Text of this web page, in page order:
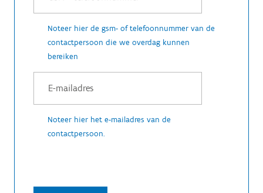
Noteer hier de gsm- of telefoonnummer van de
contactpersoon die we overdag kunnen
bereiken
Noteer hier het e-mailadres van de
contactpersoon.